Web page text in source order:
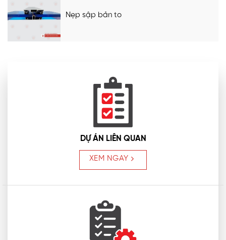
Nẹp sập bản to
DỰ ÁN LIÊN QUAN
XEM NGAY